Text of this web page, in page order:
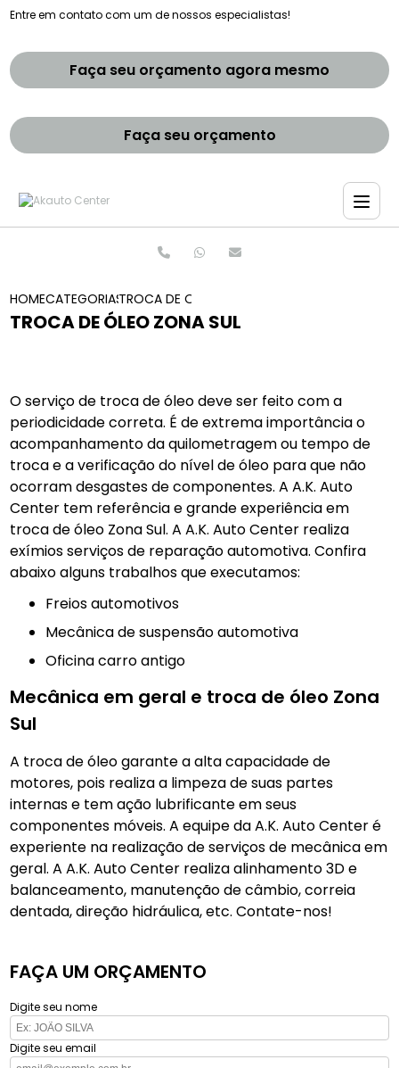
Entre em contato com um de nossos especialistas!
Faça seu orçamento agora mesmo
Faça seu orçamento
HOMECATEGORIASTROCA DE OLEO ZONA SUL
TROCA DE ÓLEO ZONA SUL
O serviço de troca de óleo deve ser feito com a
periodicidade correta. É de extrema importância o
acompanhamento da quilometragem ou tempo de
troca e a verificação do nível de óleo para que não
ocorram desgastes de componentes. A A.K. Auto
Center tem referência e grande experiência em
troca de óleo Zona Sul. A A.K. Auto Center realiza
exímios serviços de reparação automotiva. Confira
abaixo alguns trabalhos que executamos:
Freios automotivos
Mecânica de suspensão automotiva
Oficina carro antigo
Mecânica em geral e troca de óleo Zona
Sul
A troca de óleo garante a alta capacidade de
motores, pois realiza a limpeza de suas partes
internas e tem ação lubrificante em seus
componentes móveis. A equipe da A.K. Auto Center é
experiente na realização de serviços de mecânica em
geral. A A.K. Auto Center realiza alinhamento 3D e
balanceamento, manutenção de câmbio, correia
dentada, direção hidráulica, etc. Contate-nos!
FAÇA UM ORÇAMENTO
Digite seu nome
Digite seu email